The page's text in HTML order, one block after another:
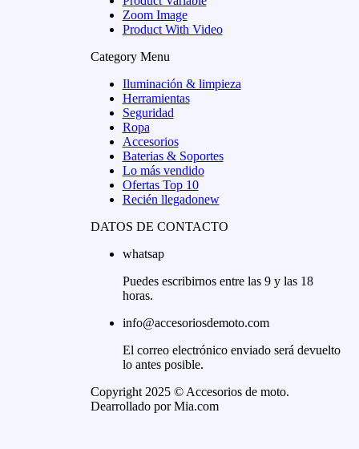
Zoom Image
Product With Video
Category Menu
Iluminación & limpieza
Herramientas
Seguridad
Ropa
Accesorios
Baterias & Soportes
Lo más vendido
Ofertas Top 10
Recién llegadonew
DATOS DE CONTACTO
whatsap
Puedes escribirnos entre las 9 y las 18
horas.
info@accesoriosdemoto.com
El correo electrónico enviado será devuelto
lo antes posible.
Copyright 2025 © Accesorios de moto.
Dearrollado por Mia.com